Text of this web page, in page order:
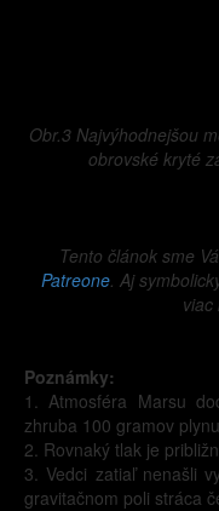
Obr.3 Najvýhodnejšou
obrovské kryté
Tento článok sme
Patreone . Aj
viac
Poznámky:
1. Atmosféra Marsu
zhruba 100 gramov
2. Rovnaký tlak je
3. Vedci zatiaľ nenašli
gravitačnom poli stráca